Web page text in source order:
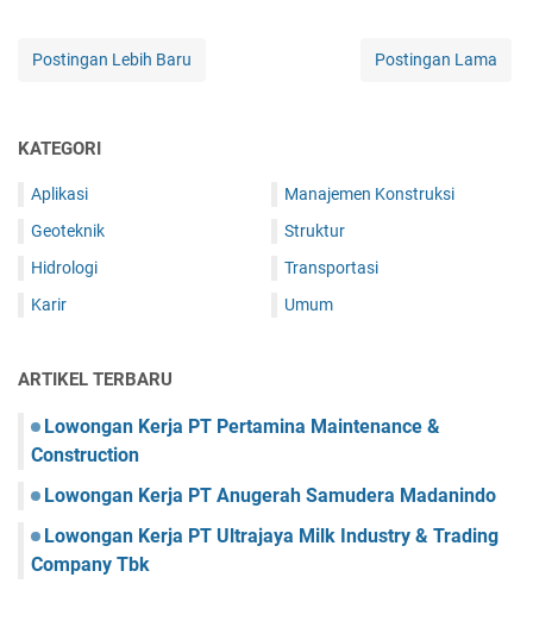
Postingan Lebih Baru Postingan Lama
KATEGORI
Aplikasi
Geoteknik
Hidrologi
Karir
Manajemen Konstruksi
Struktur
Transportasi
Umum
ARTIKEL TERBARU
Lowongan Kerja PT Pertamina Maintenance &
Construction
Lowongan Kerja PT Anugerah Samudera Madanindo
Lowongan Kerja PT Ultrajaya Milk Industry & Trading
Company Tbk